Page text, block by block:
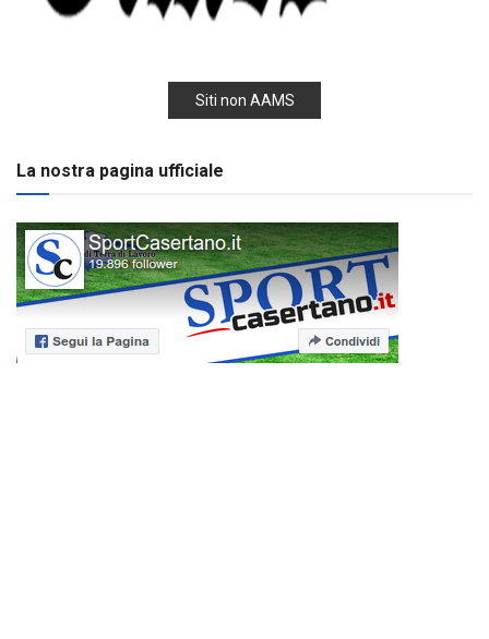
Siti non AAMS
La nostra pagina ufficiale